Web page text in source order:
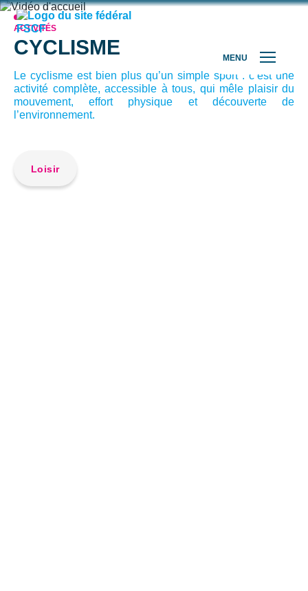
MENU
ACTIVITÉS
CYCLISME
Le cyclisme est bien plus qu’un simple sport : c’est une
activité complète, accessible à tous, qui mêle plaisir du
mouvement, effort physique et découverte de
l’environnement.
Loisir